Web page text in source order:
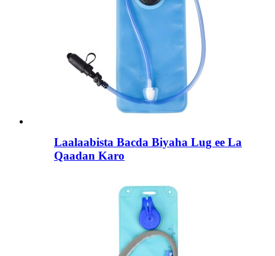
Laalaabista Bacda Biyaha Lug ee La
Qaadan Karo